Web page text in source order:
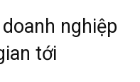
nghiệp
tới